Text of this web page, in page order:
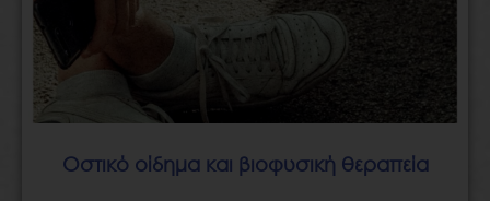
Οστικό οίδημα και βιοφυσική θεραπεία